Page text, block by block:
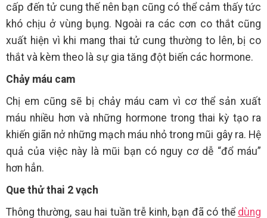
cấp đến tử cung thế nên bạn cũng có thể cảm thấy tức
khó chịu ở vùng bụng. Ngoài ra các cơn co thắt cũng
xuất hiện vì khi mang thai tử cung thường to lên, bị co
thắt và kèm theo là sự gia tăng đột biến các hormone.
Chảy máu cam
Chị em cũng sẽ bị chảy máu cam vì cơ thể sản xuất
máu nhiều hơn và những hormone trong thai kỳ tạo ra
khiến giãn nở những mạch máu nhỏ trong mũi gây ra. Hệ
quả của việc này là mũi bạn có nguy cơ dễ “đổ máu”
hơn hẳn.
Que thử thai 2 vạch
Thông thường, sau hai tuần trễ kinh, bạn đã có thể dùng